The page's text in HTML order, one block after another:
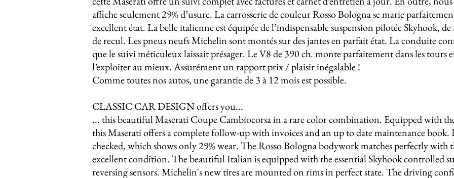
affiche seulement 29% d’usure. La carrosserie de couleur Rosso Bologna se marie
excellent état. La belle italienne est équipée de l’indispensable suspension pilotée Skyhook,
de recul. Les pneus neufs Michelin sont montés sur des jantes en parfait état. La conduite
que le suivi méticuleux laissait présager. Le V8 de 390 ch. monte parfaitement dans les tours
l’exploiter au mieux. Assurément un rapport prix / plaisir inégalable !
Comme toutes nos autos, une garantie de 3 à 12 mois est possible.
CLASSIC CAR DESIGN offers you...
... this beautiful Maserati Coupe Cambiocorsa in a rare color combination. Equipped with
this Maserati offers a complete follow-up with invoices and an up to date maintenance
checked, which shows only 29% wear. The Rosso Bologna bodywork matches perfectly
excellent condition. The beautiful Italian is equipped with the essential Skyhook controlled
reversing sensors. Michelin's new tires are mounted on rims in perfect state. The driving